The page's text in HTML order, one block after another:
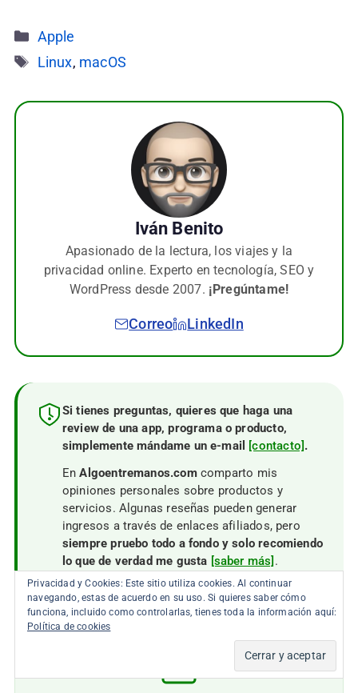
Categorías
Apple
Etiquetas
Linux, macOS
Iván Benito
Apasionado de la lectura, los viajes y la
privacidad online. Experto en tecnología, SEO y
WordPress desde 2007. ¡Pregúntame!
Correo LinkedIn
Si tienes preguntas, quieres que haga una
review de una app, programa o producto,
simplemente mándame un e-mail [contacto].
EnAlgoentremanos.comcomparto mis
opiniones personales sobre productos y
servicios. Algunas reseñas pueden generar
ingresos a través de enlaces afiliados, pero
siempre pruebo todo a fondo y solo recomiendo
lo que de verdad me gusta [saber más] .
Privacidad y Cookies: Este sitio utiliza cookies. Al continuar
navegando, estas de acuerdo en su uso. Si quieres saber cómo
funciona, incluido como controlarlas, tienes toda la información aquí:
Política de cookies